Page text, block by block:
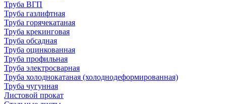
Труба ВГП
Труба газлифтная
Труба горячекатаная
Труба крекинговая
Труба обсадная
Труба оцинкованная
Труба профильная
Труба электросварная
Труба холоднокатаная (холоднодеформированная)
Труба чугунная
Листовой прокат